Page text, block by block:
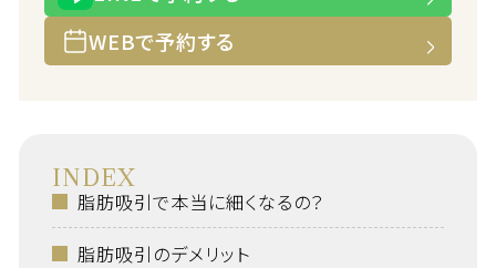
WEBで予約する
INDEX
脂肪吸引で本当に細くなるの？
脂肪吸引のデメリット